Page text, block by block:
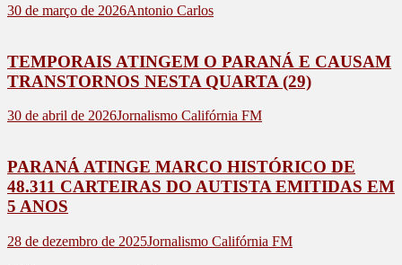
30 de março de 2026Antonio Carlos
TEMPORAIS ATINGEM O PARANÁ E CAUSAM
TRANSTORNOS NESTA QUARTA (29)
30 de abril de 2026Jornalismo Califórnia FM
PARANÁ ATINGE MARCO HISTÓRICO DE
48.311 CARTEIRAS DO AUTISTA EMITIDAS EM
5 ANOS
28 de dezembro de 2025Jornalismo Califórnia FM